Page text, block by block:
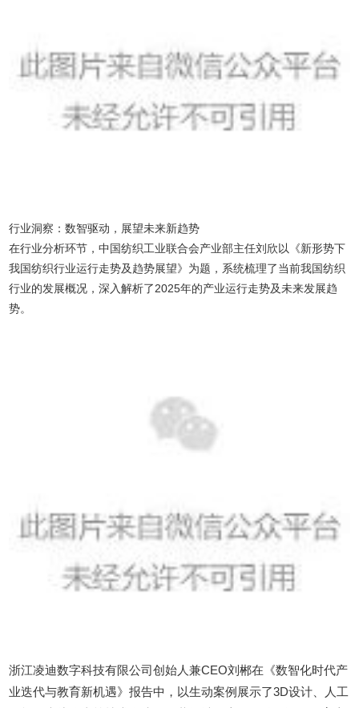
行业洞察：数智驱动，展望未来新趋势
在行业分析环节，中国纺织工业联合会产业部主任刘欣以《新形势下
我国纺织行业运行走势及趋势展望》为题，系统梳理了当前我国纺织
行业的发展概况，深入解析了2025年的产业运行走势及未来发展趋
势。
浙江凌迪数字科技有限公司创始人兼CEO刘郴在《数智化时代产
业迭代与教育新机遇》报告中，以生动案例展示了3D设计、人工